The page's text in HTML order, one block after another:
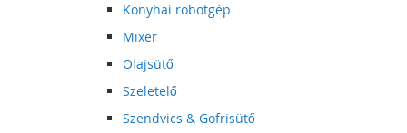
Konyhai robotgép
Mixer
Olajsütő
Szeletelő
Szendvics & Gofrisütő